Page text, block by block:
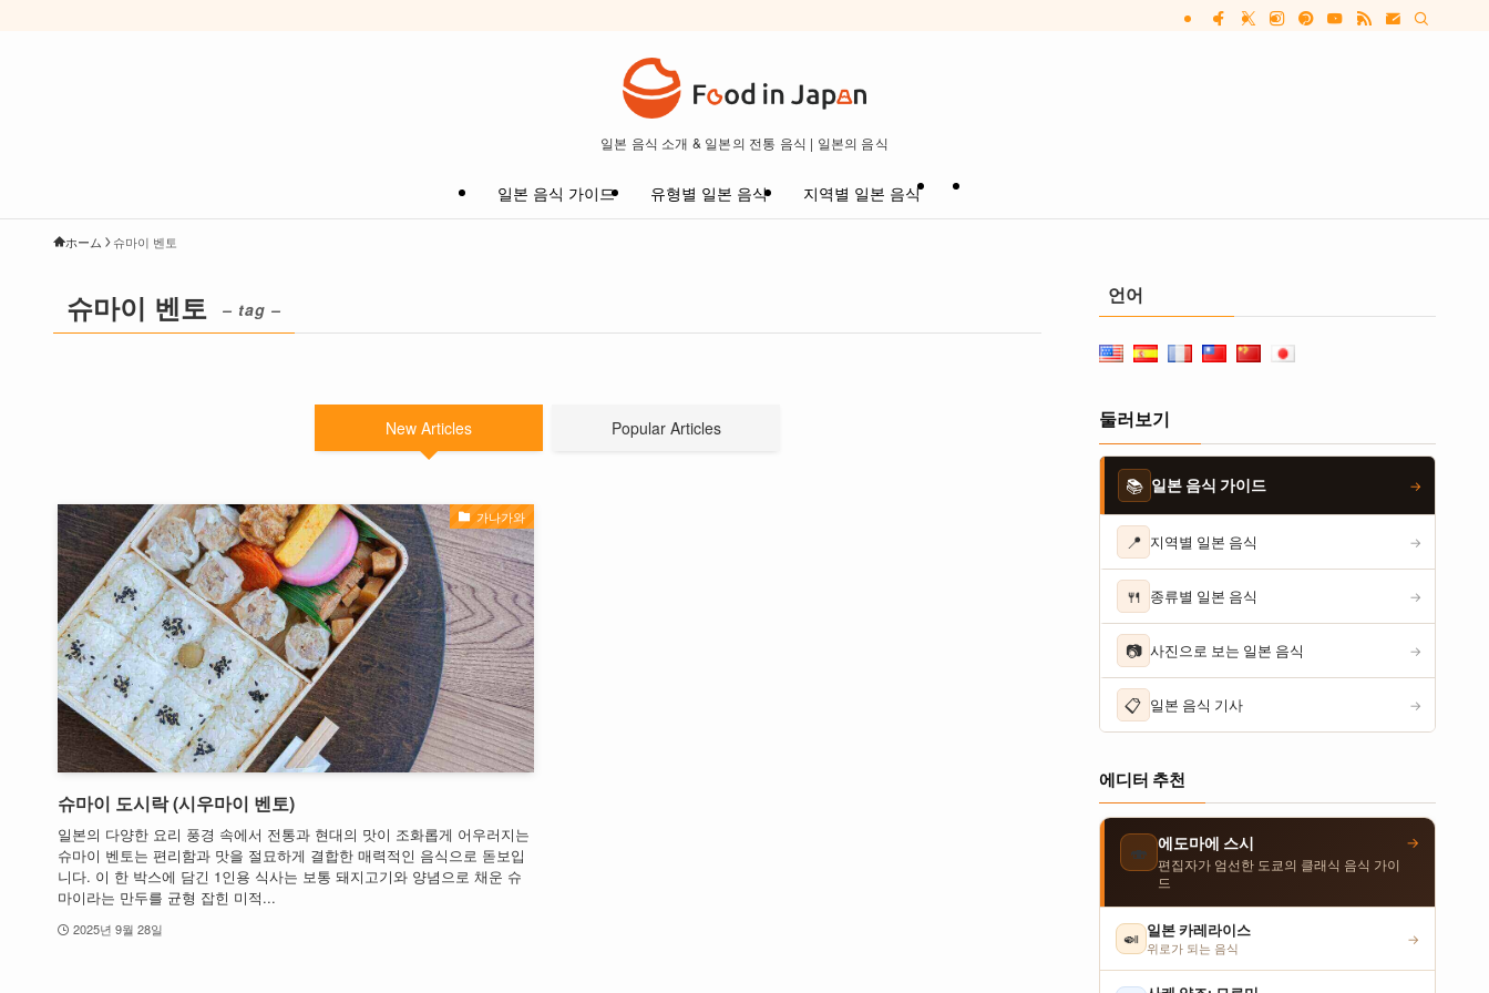
일본 음식 소개 & 일본의 전통 음식 | 일본의 음식
일본 음식 가이드 유형별 일본 음식 지역별 일본 음식
ホーム 슈마이 벤토
슈마이 벤토 – tag –
New Articles Popular Articles
가나가와
슈마이 도시락 (시우마이 벤토)
일본의 다양한 요리 풍경 속에서 전통과 현대의 맛이 조화롭게 어우러지는
슈마이 벤토는 편리함과 맛을 절묘하게 결합한 매력적인 음식으로 돋보입
니다. 이 한 박스에 담긴 1인용 식사는 보통 돼지고기와 양념으로 채운 슈
마이라는 만두를 균형 잡힌 미적...
2025년 9월 28일
언어
둘러보기
📚 일본 음식 가이드 →
📍 지역별 일본 음식 →
🍴 종류별 일본 음식 →
📷 사진으로 보는 일본 음식 →
📋 일본 음식 기사 →
에디터 추천
🍣 에도마에 스시
편집자가 엄선한 도쿄의 클래식 음식 가이
드
→
🍛 일본 카레라이스
위로가 되는 음식
→